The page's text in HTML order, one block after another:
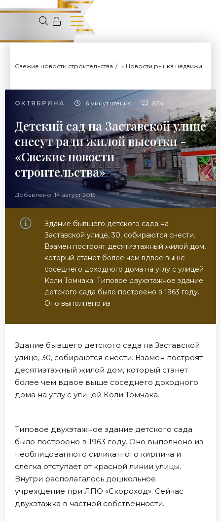
Свежие новости строительства » Новости рынка недвижимости
ОКТЯБРИНА 6 минут чтения 834
Детский сад на Заставской улице
снесут ради жилой высотки -
«Свежие новости
строительства»
Добавлено: 14 август 2015
Здание бывшего детского сада на
Заставской улице, 30, собираются снести.
Взамен построят десятиэтажный жилой дом,
который станет более чем вдвое выше
соседнего доходного дома на углу с улицей
Коли Томчака. Типовое двухэтажное здание
детского сада было построено в 1963 году.
Оно выполнено из
Здание бывшего детского сада на Заставской
улице, 30, собираются снести. Взамен построят
десятиэтажный жилой дом, который станет
более чем вдвое выше соседнего доходного
дома на углу с улицей Коли Томчака.
Типовое двухэтажное здание детского сада
было построено в 1963 году. Оно выполнено из
необлицованного силикатного кирпича и
слегка отступает от красной линии улицы.
Внутри располагалось дошкольное
учреждение при ЛПО «Скороход». Сейчас
двухэтажка в частной собственности.